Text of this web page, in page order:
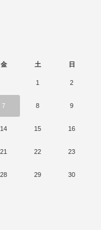
金 土 日
1 2
7 8 9
14 15 16
21 22 23
28 29 30